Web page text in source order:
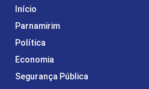
Início
Parnamirim
Política
Economia
Segurança Pública